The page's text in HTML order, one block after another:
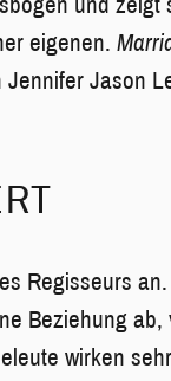
eigenen.
Jennifer Jason
Regisseurs
Beziehung ab,
wirken